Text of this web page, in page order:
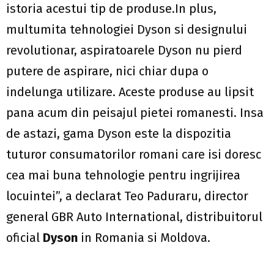
istoria acestui tip de produse.In plus,
multumita tehnologiei Dyson si designului
revolutionar, aspiratoarele Dyson nu pierd
putere de aspirare, nici chiar dupa o
indelunga utilizare. Aceste produse au lipsit
pana acum din peisajul pietei romanesti. Insa
de astazi, gama Dyson este la dispozitia
tuturor consumatorilor romani care isi doresc
cea mai buna tehnologie pentru ingrijirea
locuintei”, a declarat Teo Paduraru, director
general GBR Auto International, distribuitorul
oficial Dyson in Romania si Moldova.